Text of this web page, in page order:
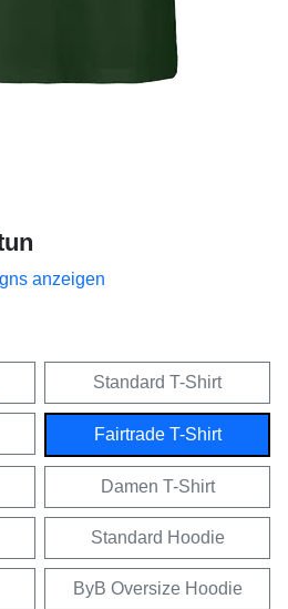
anzeigen
Standard T-Shirt
Fairtrade T-Shirt
Damen T-Shirt
Standard Hoodie
ByB Oversize Hoodie